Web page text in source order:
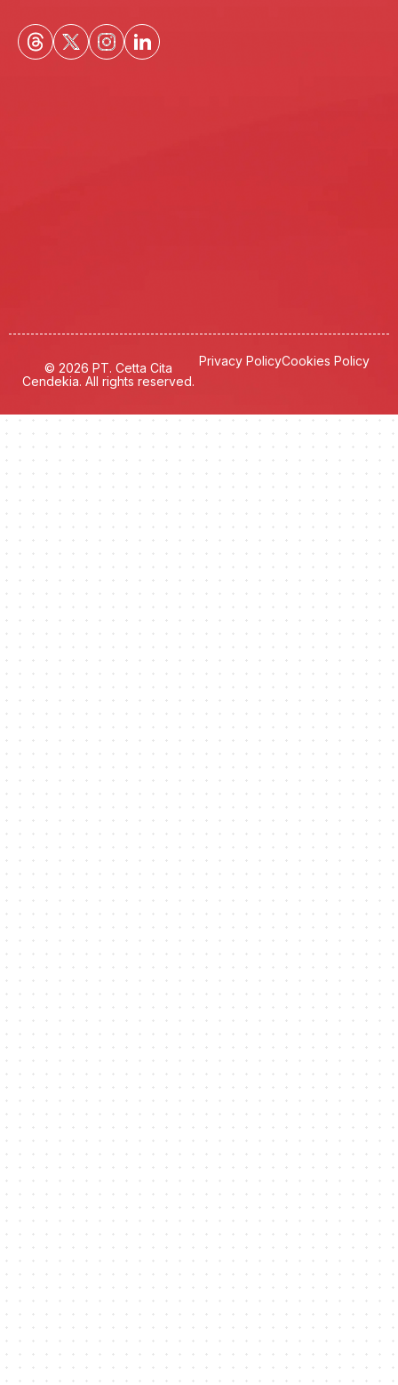
© 2026 PT. Cetta Cita
Cendekia. All rights reserved.
Privacy PolicyCookies Policy